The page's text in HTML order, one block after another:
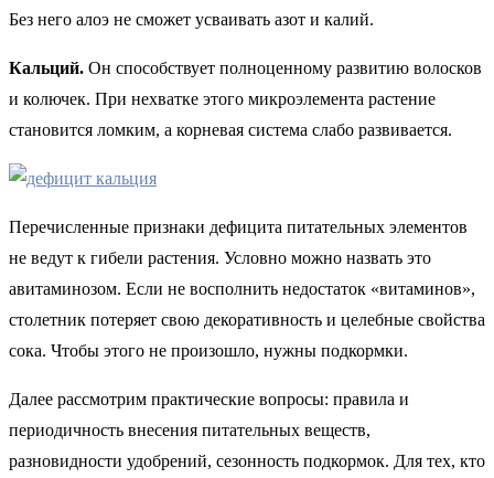
Без него алоэ не сможет усваивать азот и калий.
Кальций. Он способствует полноценному развитию волосков
и колючек. При нехватке этого микроэлемента растение
становится ломким, а корневая система слабо развивается.
Перечисленные признаки дефицита питательных элементов
не ведут к гибели растения. Условно можно назвать это
авитаминозом. Если не восполнить недостаток «витаминов»,
столетник потеряет свою декоративность и целебные свойства
сока. Чтобы этого не произошло, нужны подкормки.
Далее рассмотрим практические вопросы: правила и
периодичность внесения питательных веществ,
разновидности удобрений, сезонность подкормок. Для тех, кто